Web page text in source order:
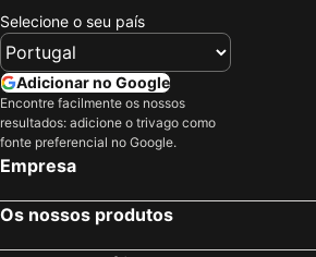
Selecione o seu país
Adicionar no Google
Encontre facilmente os nossos
resultados: adicione o trivago como
fonte preferencial no Google.
Empresa
Os nossos produtos